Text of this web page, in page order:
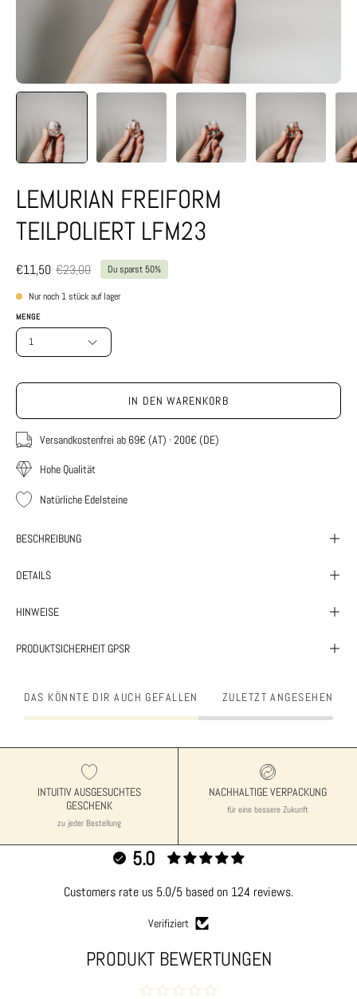
LEMURIAN FREIFORM
TEILPOLIERT LFM23
€11,50 €23,00 Du sparst 50%
Nur noch 1stück auf lager
MENGE
1
IN DEN WARENKORB
Versandkostenfrei ab 69€ (AT) · 200€ (DE)
Hohe Qualität
Natürliche Edelsteine
BESCHREIBUNG
DETAILS
HINWEISE
PRODUKTSICHERHEIT GPSR
DAS KÖNNTE DIR AUCH GEFALLEN ZULETZT ANGESEHEN
INTUITIV AUSGESUCHTES
GESCHENK
zu jeder Bestellung
NACHHALTIGE VERPACKUNG
für eine bessere Zukunft
5.0
Customers rate us 5.0/5 based on 124 reviews.
Verifiziert
PRODUKT BEWERTUNGEN